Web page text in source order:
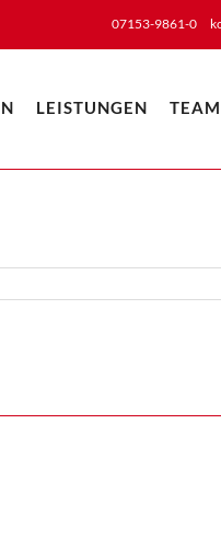
07153-9861-0
LEISTUNGEN TEAM